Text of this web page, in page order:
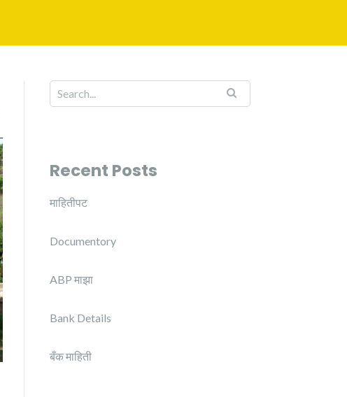
Recent Posts
माहितीपट
Documentory
ABP माझा
Bank Details
बँक माहिती